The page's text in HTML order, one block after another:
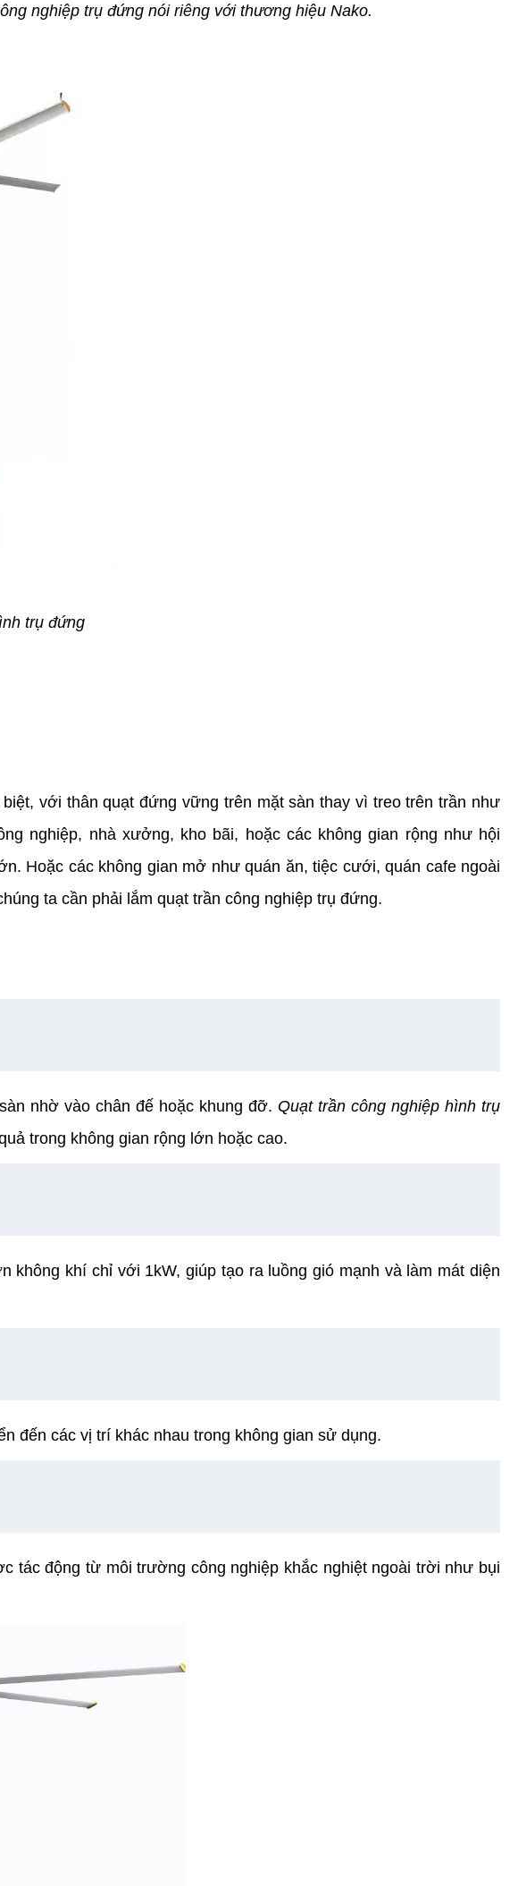
nghiệp trụ đứng nói riêng với thương hiệu Nako.
trụ đứng
với thân quạt đứng vững trên mặt sàn thay vì treo trên trần như
nghiệp, nhà xưởng, kho bãi, hoặc các không gian rộng như hội
Hoặc các không gian mở như quán ăn, tiệc cưới, quán cafe ngoài
ta cần phải lắm quạt trần công nghiệp trụ đứng.
nhờ vào chân đế hoặc khung đỡ. Quạt trần công nghiệp hình trụ
trong không gian rộng lớn hoặc cao.
khí chỉ với 1kW, giúp tạo ra luồng gió mạnh và làm mát diện
đến các vị trí khác nhau trong không gian sử dụng.
tác động từ môi trường công nghiệp khắc nghiệt ngoài trời như bụi